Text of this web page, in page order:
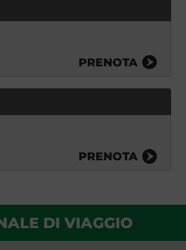
PRENOTA
PRENOTA
DI VIAGGIO